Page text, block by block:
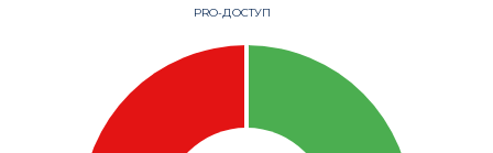
PRO-ДОСТУП